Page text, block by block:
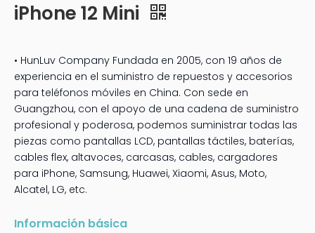
iPhone 12 Mini
• HunLuv Company Fundada en 2005, con 19 años de
experiencia en el suministro de repuestos y accesorios
para teléfonos móviles en China. Con sede en
Guangzhou, con el apoyo de una cadena de suministro
profesional y poderosa, podemos suministrar todas las
piezas como pantallas LCD, pantallas táctiles, baterías,
cables flex, altavoces, carcasas, cables, cargadores
para iPhone, Samsung, Huawei, Xiaomi, Asus, Moto,
Alcatel, LG, etc.
Información básica